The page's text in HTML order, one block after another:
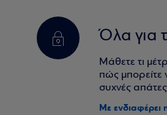
Όλα για
Μάθετε τι
πώς μπορείτε
συχνές
Με ενδιαφέρει